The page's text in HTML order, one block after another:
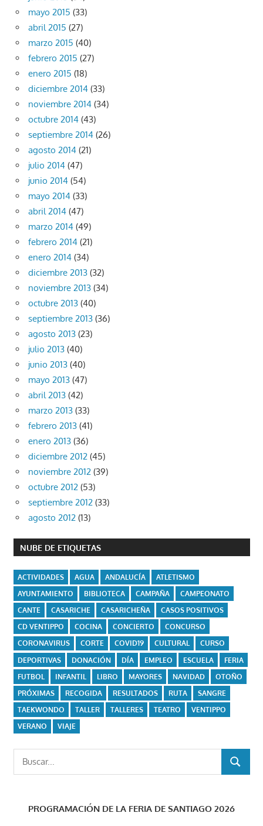
mayo 2015 (33)
abril 2015 (27)
marzo 2015 (40)
febrero 2015 (27)
enero 2015 (18)
diciembre 2014 (33)
noviembre 2014 (34)
octubre 2014 (43)
septiembre 2014 (26)
agosto 2014 (21)
julio 2014 (47)
junio 2014 (54)
mayo 2014 (33)
abril 2014 (47)
marzo 2014 (49)
febrero 2014 (21)
enero 2014 (34)
diciembre 2013 (32)
noviembre 2013 (34)
octubre 2013 (40)
septiembre 2013 (36)
agosto 2013 (23)
julio 2013 (40)
junio 2013 (40)
mayo 2013 (47)
abril 2013 (42)
marzo 2013 (33)
febrero 2013 (41)
enero 2013 (36)
diciembre 2012 (45)
noviembre 2012 (39)
octubre 2012 (53)
septiembre 2012 (33)
agosto 2012 (13)
NUBE DE ETIQUETAS
ACTIVIDADES AGUA ANDALUCÍA
ATLETISMO
AYUNTAMIENTO
BIBLIOTECA CAMPAÑA
CAMPEONATO
CANTE
CASARICHE CASARICHEÑA
CASOS POSITIVOS
CD VENTIPPO
COCINA CONCIERTO
CONCURSO
CORONAVIRUS
CORTE COVID19 CULTURAL
CURSO
DEPORTIVAS
DONACIÓN DÍA EMPLEO ESCUELA
FERIA
FUTBOL
INFANTIL LIBRO MAYORES NAVIDAD
OTOÑO
PRÓXIMAS
RECOGIDA RESULTADOS RUTA
SANGRE
TAEKWONDO
TALLER TALLERES TEATRO
VENTIPPO
VERANO
VIAJE
Buscar:
BUSCAR
PROGRAMACIÓN DE LA FERIA DE SANTIAGO 2026